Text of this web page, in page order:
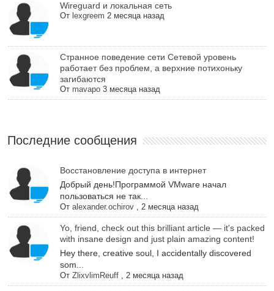
Wireguard и локальная сеть
От lexgreem 2 месяца назад
Cтранное поведение сети Сетевой уровень
работает без проблем, а верхние потихоньку
загибаются
От mavapo 3 месяца назад
Последние сообщения
Восстановление доступа в интернет
Добрый день!Программой VMware начал
пользоваться не так...
От alexander.ochirov 2 месяца назад
Yo, friend, check out this brilliant article — it's packed
with insane design and just plain amazing content!
Hey there, creative soul, I accidentally discovered
som...
От ZlixvlimReuff 2 месяца назад